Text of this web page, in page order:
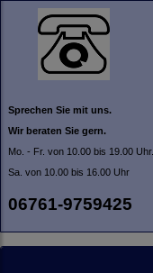
Sprechen Sie mit uns.
Wir beraten Sie gern.
Mo. - Fr. von 10.00 bis 19.00 Uhr.
Sa. von 10.00 bis 16.00 Uhr
06761-9759425